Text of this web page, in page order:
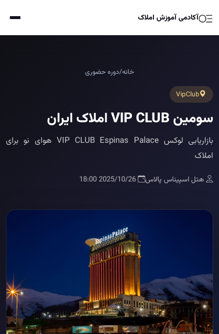
آکادمی آموزش املاک
خانه/دوره حضوری
VipClub
سومین VIP CLUB املاک ایران
بازاریابی لوکس VIP CLUB Espinas Palace هوای نو برای
املاک
هتل اسپیناس پالاس